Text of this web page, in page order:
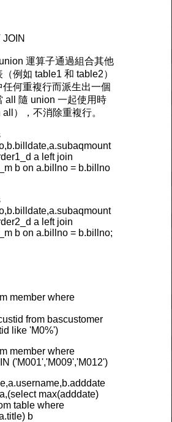
運算子通過組合其他
例如 table1 和 table2）
任何重複行而派生出一個
all 隨 union 一起使用時
all），不消除重複行。
a left join
b on a.billno = b.billno
a left join
b on a.billno = b.billno;
member where
from bascustomer
like 'M0%')
member where
('M001','M009','M012')
max(adddate)
table where
b